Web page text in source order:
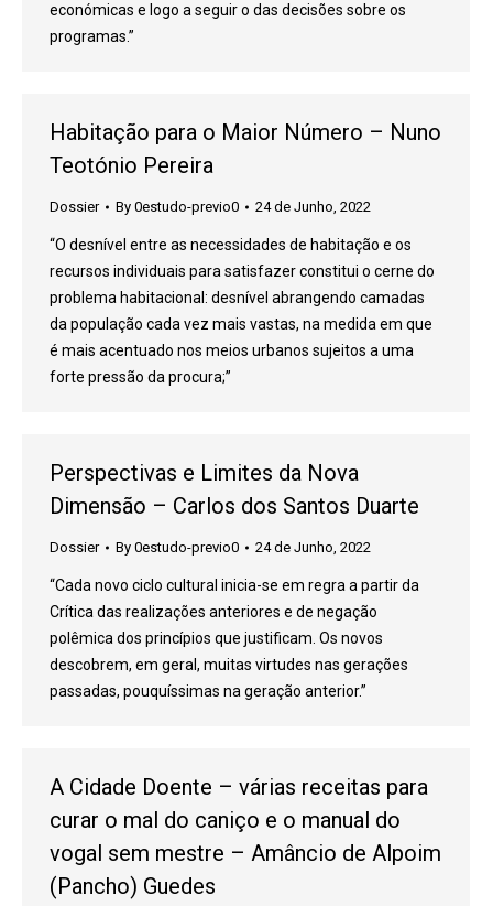
económicas e logo a seguir o das decisões sobre os
programas.”
Habitação para o Maior Número – Nuno
Teotónio Pereira
Dossier By 0estudo-previo0 24 de Junho, 2022
“O desnível entre as necessidades de habitação e os
recursos individuais para satisfazer constitui o cerne do
problema habitacional: desnível abrangendo camadas
da população cada vez mais vastas, na medida em que
é mais acentuado nos meios urbanos sujeitos a uma
forte pressão da procura;”
Perspectivas e Limites da Nova
Dimensão – Carlos dos Santos Duarte
Dossier By 0estudo-previo0 24 de Junho, 2022
“Cada novo ciclo cultural inicia-se em regra a partir da
Crítica das realizações anteriores e de negação
polêmica dos princípios que justificam. Os novos
descobrem, em geral, muitas virtudes nas gerações
passadas, pouquíssimas na geração anterior.”
A Cidade Doente – várias receitas para
curar o mal do caniço e o manual do
vogal sem mestre – Amâncio de Alpoim
(Pancho) Guedes